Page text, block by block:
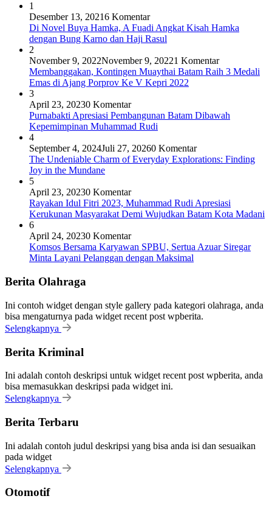
1
Desember 13, 20216 Komentar
Di Novel Buya Hamka, A Fuadi Angkat Kisah Hamka
dengan Bung Karno dan Haji Rasul
2
November 9, 2022November 9, 20221 Komentar
Membanggakan, Kontingen Muaythai Batam Raih 3 Medali
Emas di Ajang Porprov Ke V Kepri 2022
3
April 23, 20230 Komentar
Purnabakti Apresiasi Pembangunan Batam Dibawah
Kepemimpinan Muhammad Rudi
4
September 4, 2024Juli 27, 20260 Komentar
The Undeniable Charm of Everyday Explorations: Finding
Joy in the Mundane
5
April 23, 20230 Komentar
Rayakan Idul Fitri 2023, Muhammad Rudi Apresiasi
Kerukunan Masyarakat Demi Wujudkan Batam Kota Madani
6
April 24, 20230 Komentar
Komsos Bersama Karyawan SPBU, Sertua Azuar Siregar
Minta Layani Pelanggan dengan Maksimal
Berita Olahraga
Ini contoh widget dengan style gallery pada kategori olahraga, anda
bisa mengaturnya pada widget recent post wpberita.
Selengkapnya
Berita Kriminal
Ini adalah contoh deskripsi untuk widget recent post wpberita, anda
bisa memasukkan deskripsi pada widget ini.
Selengkapnya
Berita Terbaru
Ini adalah contoh judul deskripsi yang bisa anda isi dan sesuaikan
pada widget
Selengkapnya
Otomotif